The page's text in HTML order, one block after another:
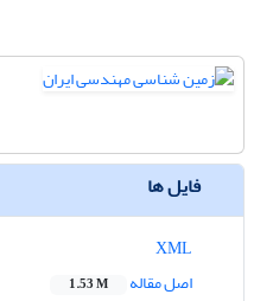
فایل ها
اصل مقاله
1.53 M